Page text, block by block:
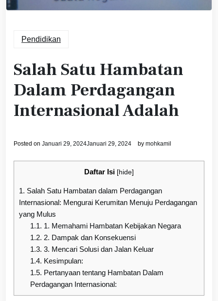
Pendidikan
Salah Satu Hambatan
Dalam Perdagangan
Internasional Adalah
Posted on Januari 29, 2024Januari 29, 2024 by mohkamil
Daftar Isi [hide]
1. Salah Satu Hambatan dalam Perdagangan
Internasional: Mengurai Kerumitan Menuju Perdagangan
yang Mulus
1.1. 1. Memahami Hambatan Kebijakan Negara
1.2. 2. Dampak dan Konsekuensi
1.3. 3. Mencari Solusi dan Jalan Keluar
1.4. Kesimpulan:
1.5. Pertanyaan tentang Hambatan Dalam
Perdagangan Internasional: